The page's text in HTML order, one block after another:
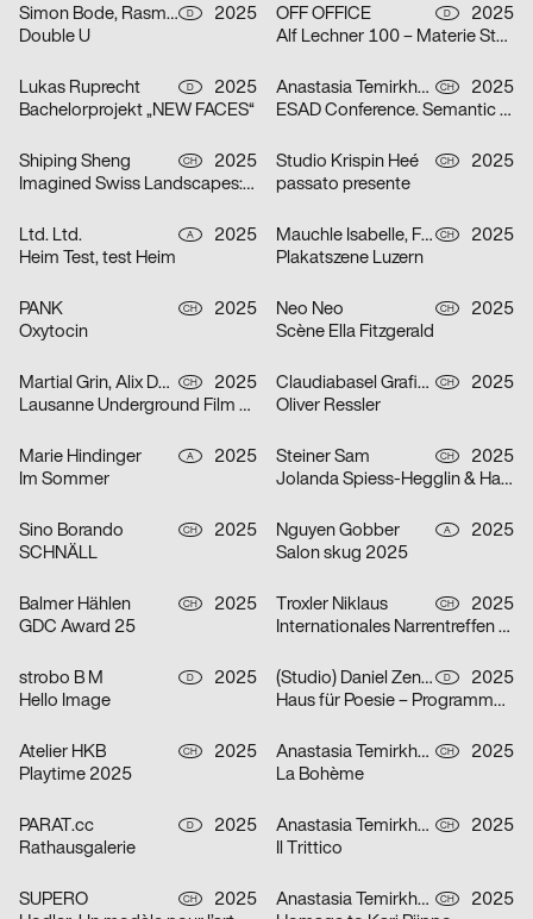
Simon Bode, Rasmus von Götz D
2025
Double U
OFF OFFICE D
2025
Alf Lechner 100 – Materie Stahl
Lukas Ruprecht D
2025
Bachelorprojekt „NEW FACES“
Anastasia Temirkhan CH
2025
ESAD Conference. Semantic Shapes
Shiping Sheng CH
2025
Imagined Swiss Landscapes: Perspectives and Edges in Image Collage
Studio Krispin Heé CH
2025
passato presente
Ltd. Ltd. A
2025
Heim Test, test Heim
Mauchle Isabelle, Felix Pfäffli, Brechbühl Erich CH
2025
Plakatszene Luzern
PANK CH
2025
Oxytocin
Neo Neo CH
2025
Scène Ella Fitzgerald
Martial Grin, Alix Debraine CH
2025
Lausanne Underground Film & Music Festival 2025
Claudiabasel Grafik + Interaktion CH
2025
Oliver Ressler
Marie Hindinger A
2025
Im Sommer
Steiner Sam CH
2025
Jolanda Spiess-Hegglin & Hansi Voigt lesen aus „Meistgeklickt“
Sino Borando CH
2025
SCHNÄLL
Nguyen Gobber A
2025
Salon skug 2025
Balmer Hählen CH
2025
GDC Award 25
Troxler Niklaus CH
2025
Internationales Narrentreffen Willisau
strobo B M D
2025
Hello Image
(Studio) Daniel Zenker D
2025
Haus für Poesie – Programmkampagne September/Oktober 2025
Atelier HKB CH
2025
Playtime 2025
Anastasia Temirkhan CH
2025
La Bohème
PARAT.cc D
2025
Rathausgalerie
Anastasia Temirkhan CH
2025
Il Trittico
SUPERO CH
2025
Anastasia Temirkhan CH
2025